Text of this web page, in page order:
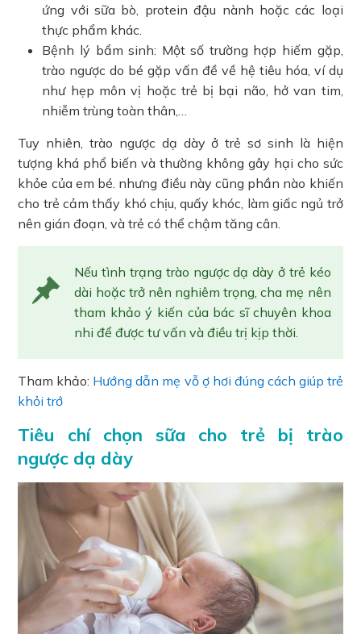
ứng với sữa bò, protein đậu nành hoặc các loại
thực phẩm khác.
Bệnh lý bẩm sinh: Một số trường hợp hiếm gặp,
trào ngược do bé gặp vấn đề về hệ tiêu hóa, ví dụ
như hẹp môn vị hoặc trẻ bị bại não, hở van tim,
nhiễm trùng toàn thân,…
Tuy nhiên, trào ngược dạ dày ở trẻ sơ sinh là hiện
tượng khá phổ biến và thường không gây hại cho sức
khỏe của em bé. nhưng điều này cũng phần nào khiến
cho trẻ cảm thấy khó chịu, quấy khóc, làm giấc ngủ trở
nên gián đoạn, và trẻ có thể chậm tăng cân.
Nếu tình trạng trào ngược dạ dày ở trẻ kéo
dài hoặc trở nên nghiêm trọng, cha mẹ nên
tham khảo ý kiến của bác sĩ chuyên khoa
nhi để được tư vấn và điều trị kịp thời.
Tham khảo: Hướng dẫn mẹ vỗ ợ hơi đúng cách giúp trẻ
khỏi trớ
Tiêu chí chọn sữa cho trẻ bị trào
ngược dạ dày